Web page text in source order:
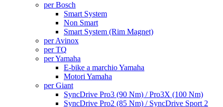
per Bosch
Smart System
Non Smart
Smart System (Rim Magnet)
per Avinox
per TQ
per Yamaha
E-bike a marchio Yamaha
Motori Yamaha
per Giant
SyncDrive Pro3 (90 Nm) / Pro3X (100 Nm)
SyncDrive Pro2 (85 Nm) / SyncDrive Sport 2